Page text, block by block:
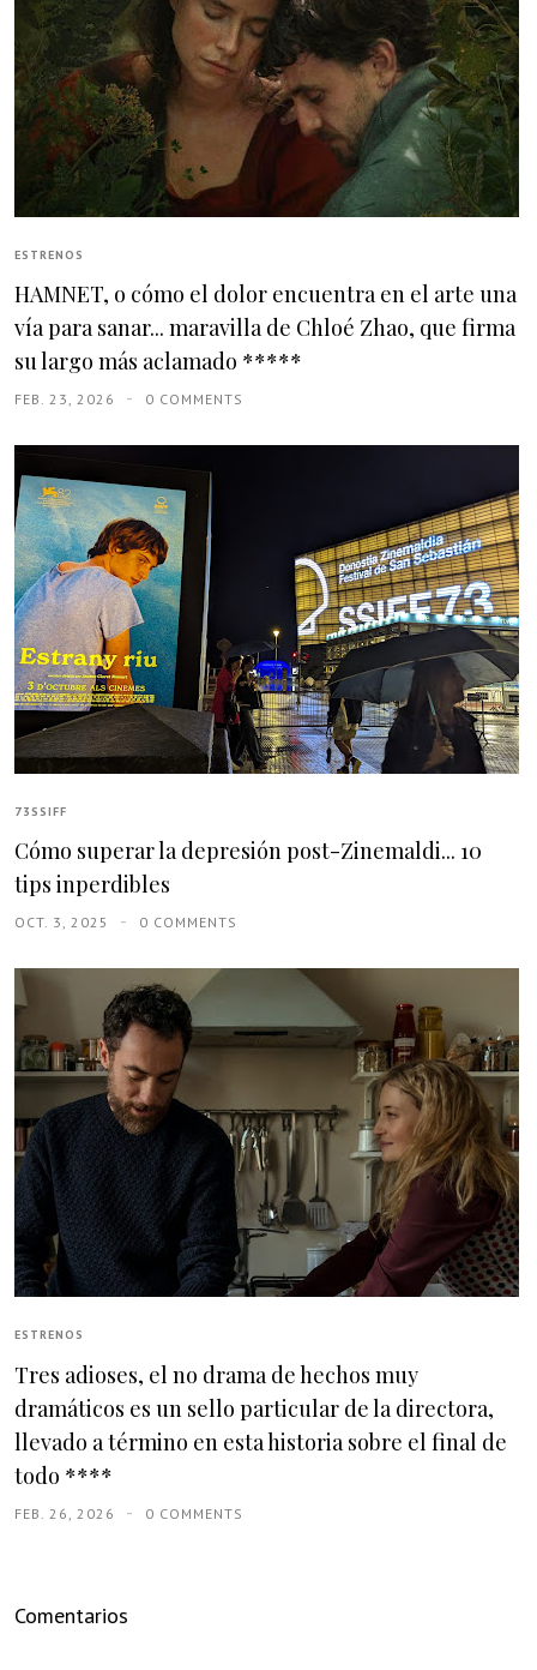
ESTRENOS
HAMNET, o cómo el dolor encuentra en el arte una
vía para sanar... maravilla de Chloé Zhao, que firma
su largo más aclamado *****
FEB. 23, 2026 0 COMMENTS
73SSIFF
Cómo superar la depresión post-Zinemaldi... 10
tips inperdibles
OCT. 3, 2025 0 COMMENTS
ESTRENOS
Tres adioses, el no drama de hechos muy
dramáticos es un sello particular de la directora,
llevado a término en esta historia sobre el final de
todo ****
FEB. 26, 2026 0 COMMENTS
Comentarios